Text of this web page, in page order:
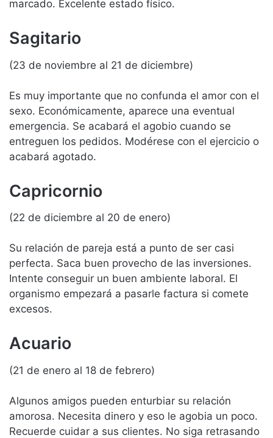
marcado. Excelente estado físico.
Sagitario
(23 de noviembre al 21 de diciembre)
Es muy importante que no confunda el amor con el
sexo. Económicamente, aparece una eventual
emergencia. Se acabará el agobio cuando se
entreguen los pedidos. Modérese con el ejercicio o
acabará agotado.
Capricornio
(22 de diciembre al 20 de enero)
Su relación de pareja está a punto de ser casi
perfecta. Saca buen provecho de las inversiones.
Intente conseguir un buen ambiente laboral. El
organismo empezará a pasarle factura si comete
excesos.
Acuario
(21 de enero al 18 de febrero)
Algunos amigos pueden enturbiar su relación
amorosa. Necesita dinero y eso le agobia un poco.
Recuerde cuidar a sus clientes. No siga retrasando